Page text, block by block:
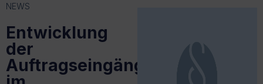
NEWS
Entwicklung
der
Auftragseingänge